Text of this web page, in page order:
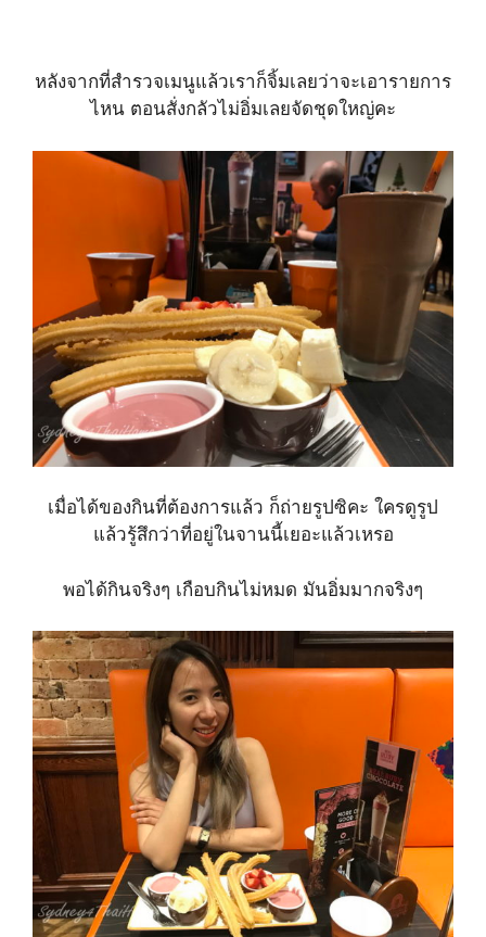
หลังจากที่สำรวจเมนูแล้วเราก็จิ้มเลยว่าจะเอารายการ
ไหน ตอนสั่งกลัวไม่อิ่มเลยจัดชุดใหญ่คะ
เมื่อได้ของกินที่ต้องการแล้ว ก็ถ่ายรูปซิคะ ใครดูรูป
แล้วรู้สึกว่าที่อยู่ในจานนี้เยอะแล้วเหรอ
พอได้กินจริงๆ เกือบกินไม่หมด มันอิ่มมากจริงๆ